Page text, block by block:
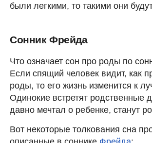
были легкими, то такими они
Сонник Фрейда
Что означает сон про роды по
Если спящий человек видит, как
роды, то его жизнь изменится к
Одинокие встретят родственные
давно мечтал о ребенке, станут
Вот некоторые толкования сна